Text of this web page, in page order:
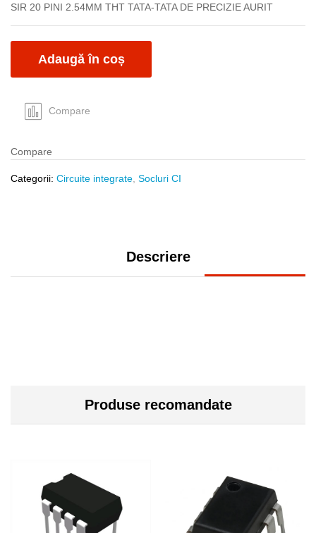
SIR 20 PINI 2.54MM THT TATA-TATA DE PRECIZIE AURIT
Adaugă în coș
Compare
Compare
Categorii: Circuite integrate Socluri CI
Descriere
Produse recomandate